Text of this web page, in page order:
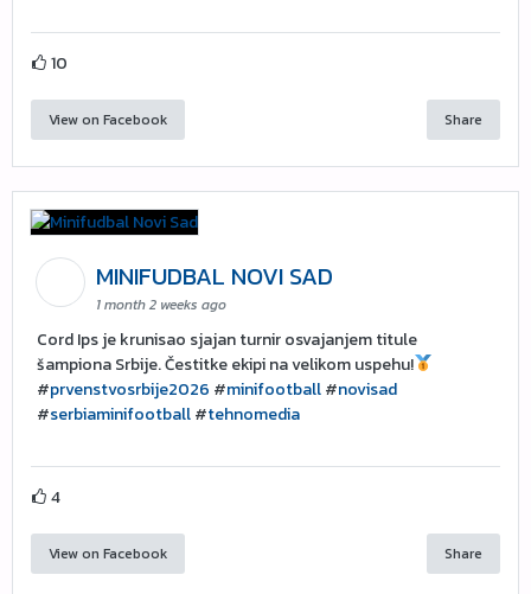
10
View on Facebook Share
MINIFUDBAL NOVI SAD
1 month 2 weeks ago
Cord Ips je krunisao sjajan turnir osvajanjem titule
šampiona Srbije. Čestitke ekipi na velikom uspehu!
#prvenstvosrbije2026 #minifootball#novisad
#serbiaminifootball#tehnomedia
4
View on Facebook Share